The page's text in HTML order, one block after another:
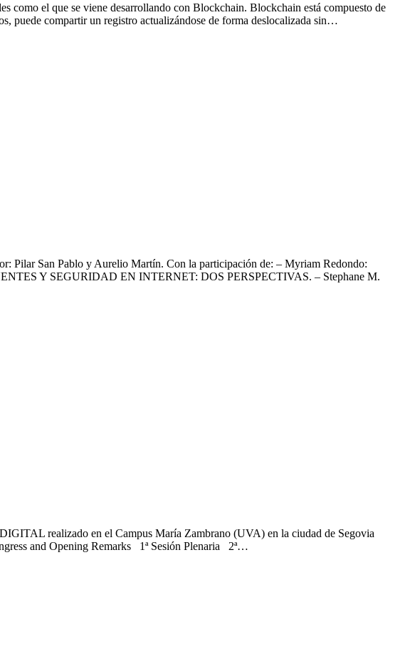
como el que se viene desarrollando con Blockchain. Blockchain está compuesto de
puede compartir un registro actualizándose de forma deslocalizada sin…
Pilar San Pablo y Aurelio Martín. Con la participación de: – Myriam Redondo:
Y SEGURIDAD EN INTERNET: DOS PERSPECTIVAS. – Stephane M.
realizado en el Campus María Zambrano (UVA) en la ciudad de Segovia
and Opening Remarks 1ª Sesión Plenaria 2ª…